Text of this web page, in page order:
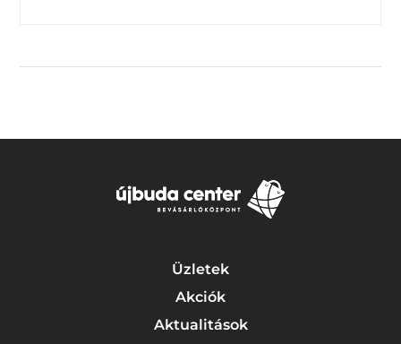
Üzletek
Akciók
Aktualitások